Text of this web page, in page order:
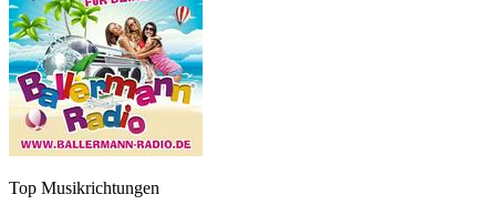
Top Musikrichtungen